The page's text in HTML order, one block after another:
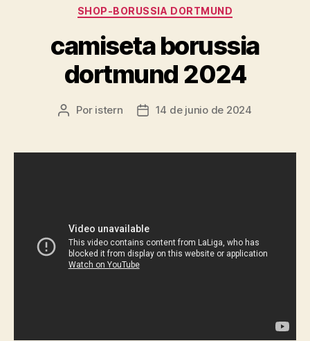
Categorías
SHOP-BORUSSIA DORTMUND
camiseta borussia
dortmund 2024
Autor
entrada
Por istern
Fecha
entrada
14 de junio de 2024